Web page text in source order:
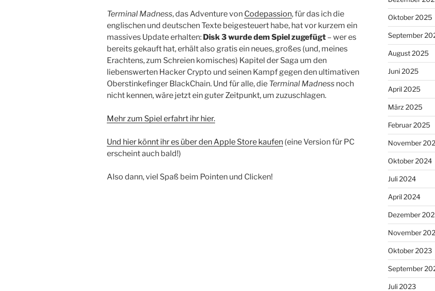
Terminal Madness, das Adventure von Codepassion, für das ich die
englischen und deutschen Texte beigesteuert habe, hat vor kurzem ein
massives Update erhalten: Disk 3 wurde dem Spiel zugefügt – wer es
bereits gekauft hat, erhält also gratis ein neues, großes (und, meines
Erachtens, zum Schreien komisches) Kapitel der Saga um den
liebenswerten Hacker Crypto und seinen Kampf gegen den ultimativen
Oberstinkefinger BlackChain. Und für alle, die Terminal Madness noch
nicht kennen, wäre jetzt ein guter Zeitpunkt, um zuzuschlagen.
Mehr zum Spiel erfahrt ihr hier.
Und hier könnt ihr es über den Apple Store kaufen (eine Version für PC
erscheint auch bald!)
Also dann, viel Spaß beim Pointen und Clicken!
Oktober 2025
September
August 2025
Juni 2025
April 2025
März 2025
Februar 2025
November
Oktober 2024
Juli 2024
April 2024
Dezember
November
Oktober 2023
September
Juli 2023